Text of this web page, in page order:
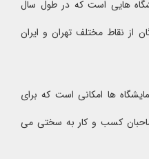
هایی است که در طول سال
از نقاط مختلف تهران و ایران
ها امکانی است که برای
کسب و کار به سختی می